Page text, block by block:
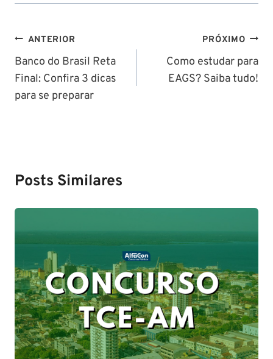
Navegação
de
Post
ANTERIOR
Banco do Brasil Reta
Final: Confira 3 dicas
para se preparar
PRÓXIMO
Como estudar para
EAGS? Saiba tudo!
Posts Similares